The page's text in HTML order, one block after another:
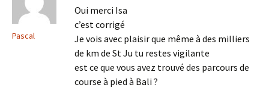
Pascal
Oui merci Isa
c’est corrigé
Je vois avec plaisir que même à des milliers
de km de St Ju tu restes vigilante
est ce que vous avez trouvé des parcours de
course à pied à Bali ?